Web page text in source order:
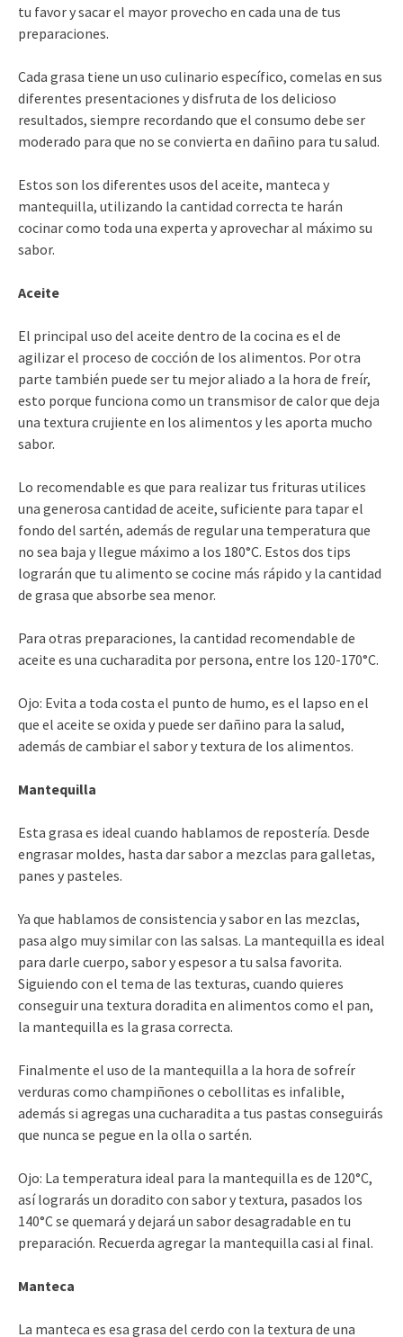
tu favor y sacar el mayor provecho en cada una de tus
preparaciones.
Cada grasa tiene un uso culinario específico, comelas en sus
diferentes presentaciones y disfruta de los delicioso
resultados, siempre recordando que el consumo debe ser
moderado para que no se convierta en dañino para tu salud.
Estos son los diferentes usos del aceite, manteca y
mantequilla, utilizando la cantidad correcta te harán
cocinar como toda una experta y aprovechar al máximo su
sabor.
Aceite
El principal uso del aceite dentro de la cocina es el de
agilizar el proceso de cocción de los alimentos. Por otra
parte también puede ser tu mejor aliado a la hora de freír,
esto porque funciona como un transmisor de calor que deja
una textura crujiente en los alimentos y les aporta mucho
sabor.
Lo recomendable es que para realizar tus frituras utilices
una generosa cantidad de aceite, suficiente para tapar el
fondo del sartén, además de regular una temperatura que
no sea baja y llegue máximo a los 180°C. Estos dos tips
lograrán que tu alimento se cocine más rápido y la cantidad
de grasa que absorbe sea menor.
Para otras preparaciones, la cantidad recomendable de
aceite es una cucharadita por persona, entre los 120-170°C.
Ojo: Evita a toda costa el punto de humo, es el lapso en el
que el aceite se oxida y puede ser dañino para la salud,
además de cambiar el sabor y textura de los alimentos.
Mantequilla
Esta grasa es ideal cuando hablamos de repostería. Desde
engrasar moldes, hasta dar sabor a mezclas para galletas,
panes y pasteles.
Ya que hablamos de consistencia y sabor en las mezclas,
pasa algo muy similar con las salsas. La mantequilla es ideal
para darle cuerpo, sabor y espesor a tu salsa favorita.
Siguiendo con el tema de las texturas, cuando quieres
conseguir una textura doradita en alimentos como el pan,
la mantequilla es la grasa correcta.
Finalmente el uso de la mantequilla a la hora de sofreír
verduras como champiñones o cebollitas es infalible,
además si agregas una cucharadita a tus pastas conseguirás
que nunca se pegue en la olla o sartén.
Ojo: La temperatura ideal para la mantequilla es de 120°C,
así lograrás un doradito con sabor y textura, pasados los
140°C se quemará y dejará un sabor desagradable en tu
preparación. Recuerda agregar la mantequilla casi al final.
Manteca
La manteca es esa grasa del cerdo con la textura de una